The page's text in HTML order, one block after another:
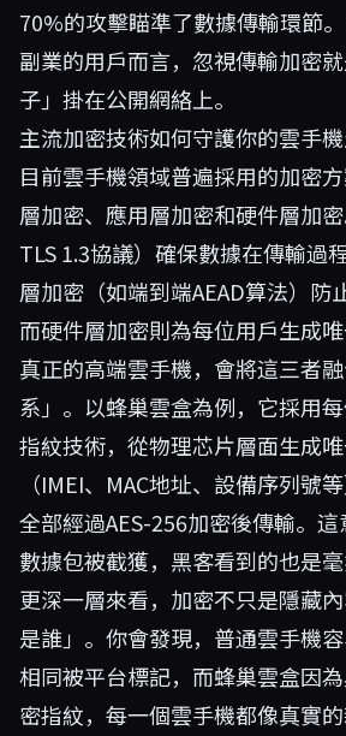
70%的攻擊瞄準了數據傳輸環節
副業的用戶而言，忽視傳輸加密
子」掛在公開網絡上。
主流加密技術如何守護你的雲手機
目前雲手機領域普遍採用的加密
層加密、應用層加密和硬件層加
TLS 1.3協議）確保數據在傳輸過
層加密（如端到端AEAD算法）防
而硬件層加密則為每位用戶生成唯
真正的高端雲手機，會將這三者
系」。以蜂巢雲盒為例，它採用
指紋技術，從物理芯片層面生成
（IMEI、MAC地址、設備序列號
全部經過AES-256加密後傳輸。
數據包被截獲，黑客看到的也是毫
更深一層來看，加密不只是隱藏
是誰」。你會發現，普通雲手機
相同被平台標記，而蜂巢雲盒因
密指紋，每一個雲手機都像真實